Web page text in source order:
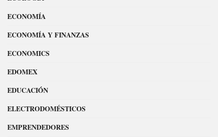
ECONOMÍA
ECONOMÍA Y FINANZAS
ECONOMICS
EDOMEX
EDUCACIÓN
ELECTRODOMÉSTICOS
EMPRENDEDORES